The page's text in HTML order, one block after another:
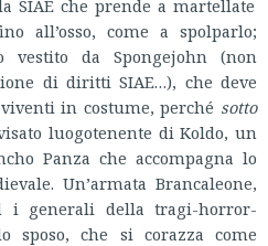
SIAE che prende a martellate
all’osso, come a spolparlo;
vestito da Spongejohn (non
di diritti SIAE…), che deve
in costume, perché sotto
luogotenente di Koldo, un
Panza che accompagna lo
Un’armata Brancaleone,
i generali della tragi-horror-
sposo, che si corazza come